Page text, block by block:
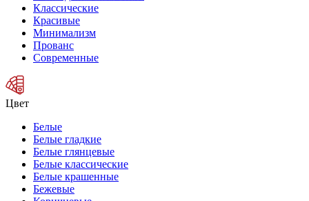
Классические
Красивые
Минимализм
Прованс
Современные
Цвет
Белые
Белые гладкие
Белые глянцевые
Белые классические
Белые крашенные
Бежевые